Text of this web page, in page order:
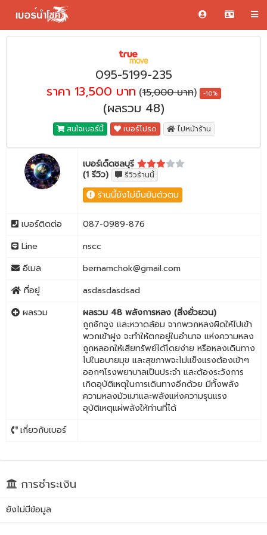
095-5199-235
ราคา 13,500 บาท (15,000 บาท) -10%
(ผลรวม 48)
สนใจเบอร์นี้ เบอร์โปรด ไปหน้าร้าน
เบอร์เด็ดชลบุรี
(1 รีวิว)
รีวิวร้านนี้
ร้านนี้ยังไม่ยืนยันตัวตน
เบอร์ติดต่อ
087-0989-876
Line
nscc
อีเมล
bernamchok@gmail.com
ที่อยู่
asdasdasdsad
ผลรวม
ผลรวม 48 พลังการหลง (สิ่งยั่วยวน)
ถูกชักจูง และหวาดล้อม จากพวกหลงผิดให้ไปเข้า
พวกเข้าฝูง จะทำให้ตกอยู่ในอำนาจ แห่งความหลง
ถูกหลอกให้เสียทรัพย์ได้โดยง่าย หรือหลงเดินทาง
ไปในอบายมุข และสุขภาพจะไม่แข็งแรงต้องเข้าๆ
ออกๆโรงพยาบาลเป็นประจำ และต้องระวังการ
เกิดอุบัติเหตุในการเดินทางอีกด้วย มีทั้งพลัง
ความหลงมัวเมาและพลังแห่งความรุนแรง
อุบัติเหตุแผ่พลังให้ท่านที่ได้
เกี่ยวกับเบอร์
การชำระเงิน
ยังไม่มีข้อมูล